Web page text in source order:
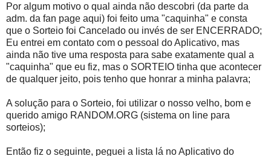
Por algum motivo o qual ainda não descobri (da parte da
adm. da fan page aqui) foi feito uma "caquinha" e consta
que o Sorteio foi Cancelado ou invés de ser ENCERRADO;
Eu entrei em contato com o pessoal do Aplicativo, mas
ainda não tive uma resposta para sabe exatamente qual a
"caquinha" que eu fiz, mas o SORTEIO tinha que acontecer
de qualquer jeito, pois tenho que honrar a minha palavra;
A solução para o Sorteio, foi utilizar o nosso velho, bom e
querido amigo RANDOM.ORG (sistema on line para
sorteios);
Então fiz o seguinte, peguei a lista lá no Aplicativo do